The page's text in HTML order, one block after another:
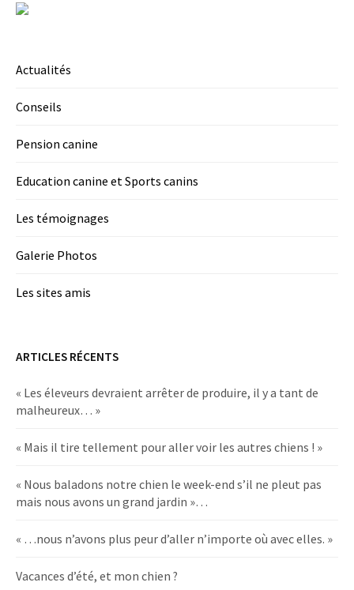
Actualités
Conseils
Pension canine
Education canine et Sports canins
Les témoignages
Galerie Photos
Les sites amis
ARTICLES RÉCENTS
« Les éleveurs devraient arrêter de produire, il y a tant de
malheureux… »
« Mais il tire tellement pour aller voir les autres chiens ! »
« Nous baladons notre chien le week-end s’il ne pleut pas
mais nous avons un grand jardin »…
« …nous n’avons plus peur d’aller n’importe où avec elles. »
Vacances d’été, et mon chien ?